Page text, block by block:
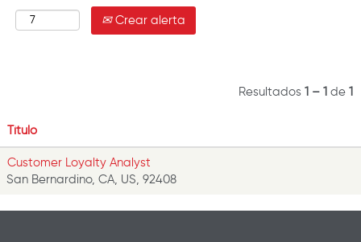
Crear alerta
Resultados 1 – 1 de 1
Título
Customer Loyalty Analyst
San Bernardino, CA, US, 92408